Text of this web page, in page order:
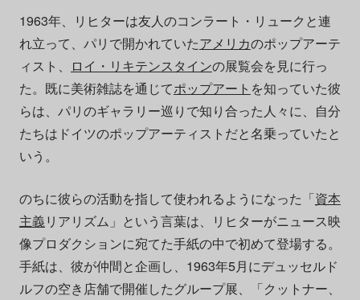
1963年、リヒターは友人のコンラート・リュークと連
れ立って、パリで開かれていたアメリカのポップアーテ
ィスト、
ロイ・リキテンスタインの展覧会を見に行っ
た。既に美術雑誌を通じてポップアート を知っていた彼
らは、パリのギャラリー巡りで知り合った人々に、自分
たちはドイツのポップアーティストだと名乗っていたと
いう。
のちに彼らの活動を指して使われるようになった「資本
主義リアリズム」という言葉は、リヒターがニュース映
像プロダクションに宛てた手紙の中で初めて登場する。
手紙は、彼が仲間と企画し、1963年5月にデュッセルド
ルフの空き店舗で開催したグループ展、「クットナー、